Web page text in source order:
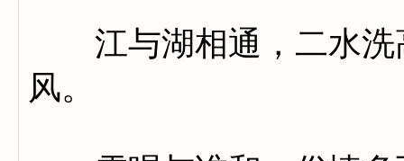
江与湖相通，二水洗
风。